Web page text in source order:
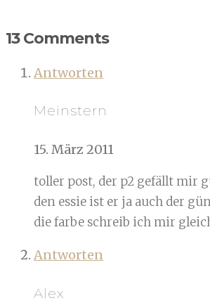
13 Comments
Antworten
Meinstern
15. März 2011
toller post, der p2 gefällt mir
den essie ist er ja auch der
die farbe schreib ich mir
Antworten
Alex